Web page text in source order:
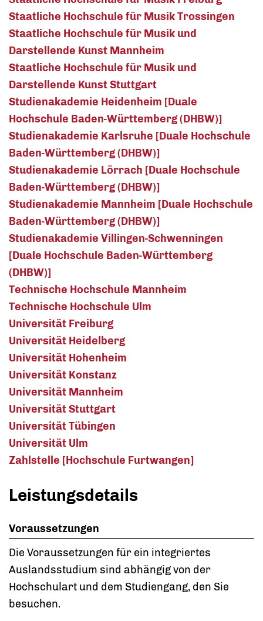
Staatliche Hochschule für Musik Trossingen
Staatliche Hochschule für Musik und
Darstellende Kunst Mannheim
Staatliche Hochschule für Musik und
Darstellende Kunst Stuttgart
Studienakademie Heidenheim [Duale
Hochschule Baden-Württemberg (DHBW)]
Studienakademie Karlsruhe [Duale Hochschule
Baden-Württemberg (DHBW)]
Studienakademie Lörrach [Duale Hochschule
Baden-Württemberg (DHBW)]
Studienakademie Mannheim [Duale Hochschule
Baden-Württemberg (DHBW)]
Studienakademie Villingen-Schwenningen
[Duale Hochschule Baden-Württemberg
(DHBW)]
Technische Hochschule Mannheim
Technische Hochschule Ulm
Universität Freiburg
Universität Heidelberg
Universität Hohenheim
Universität Konstanz
Universität Mannheim
Universität Stuttgart
Universität Tübingen
Universität Ulm
Zahlstelle [Hochschule Furtwangen]
Leistungsdetails
Voraussetzungen
Die Voraussetzungen für ein integriertes
Auslandsstudium sind abhängig von der
Hochschulart und dem Studiengang, den Sie
besuchen.